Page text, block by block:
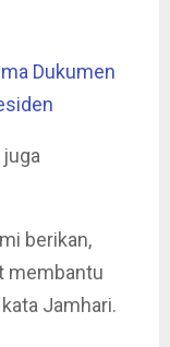
Dukumen
berikan,
membantu
Jamhari.